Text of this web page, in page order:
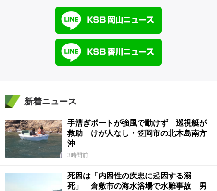
新着ニュース
手漕ぎボートが強風で動けず 巡視艇が
救助 けが人なし・笠岡市の北木島南方
沖
3時間前
死因は「内因性の疾患に起因する溺
死」 倉敷市の海水浴場で水難事故 男